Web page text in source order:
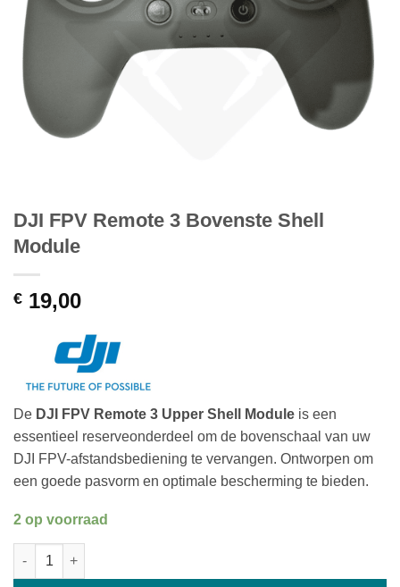
DJI FPV Remote 3 Bovenste Shell
Module
€ 19,00
De DJI FPV Remote 3 Upper Shell Module is een
essentieel reserveonderdeel om de bovenschaal van uw
DJI FPV-afstandsbediening te vervangen. Ontworpen om
een goede pasvorm en optimale bescherming te bieden.
2 op voorraad
DJI FPV Remote 3 Bovenste Shell Module aantal